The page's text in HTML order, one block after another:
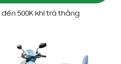
500K khi trả thẳng